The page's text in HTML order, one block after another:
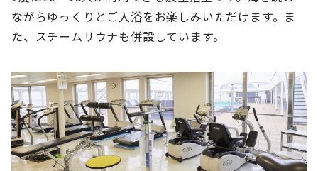
ながらゆっくりとご入浴をお楽しみいただけます。ま
た、スチームサウナも併設しています。